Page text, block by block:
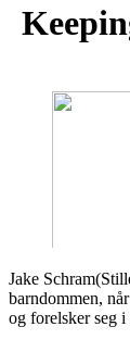
Jake
barndommen,
og forelsker seg i